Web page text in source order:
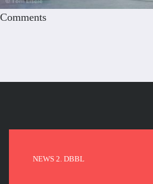
Comments
NEWS 2. DBBL